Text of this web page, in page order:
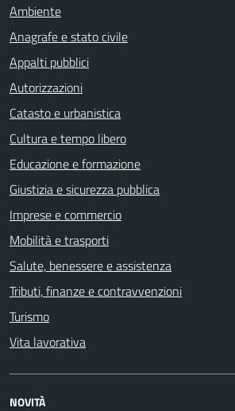
Ambiente
Anagrafe e stato civile
Appalti pubblici
Autorizzazioni
Catasto e urbanistica
Cultura e tempo libero
Educazione e formazione
Giustizia e sicurezza pubblica
Imprese e commercio
Mobilità e trasporti
Salute, benessere e assistenza
Tributi, finanze e contravvenzioni
Turismo
Vita lavorativa
NOVITÀ